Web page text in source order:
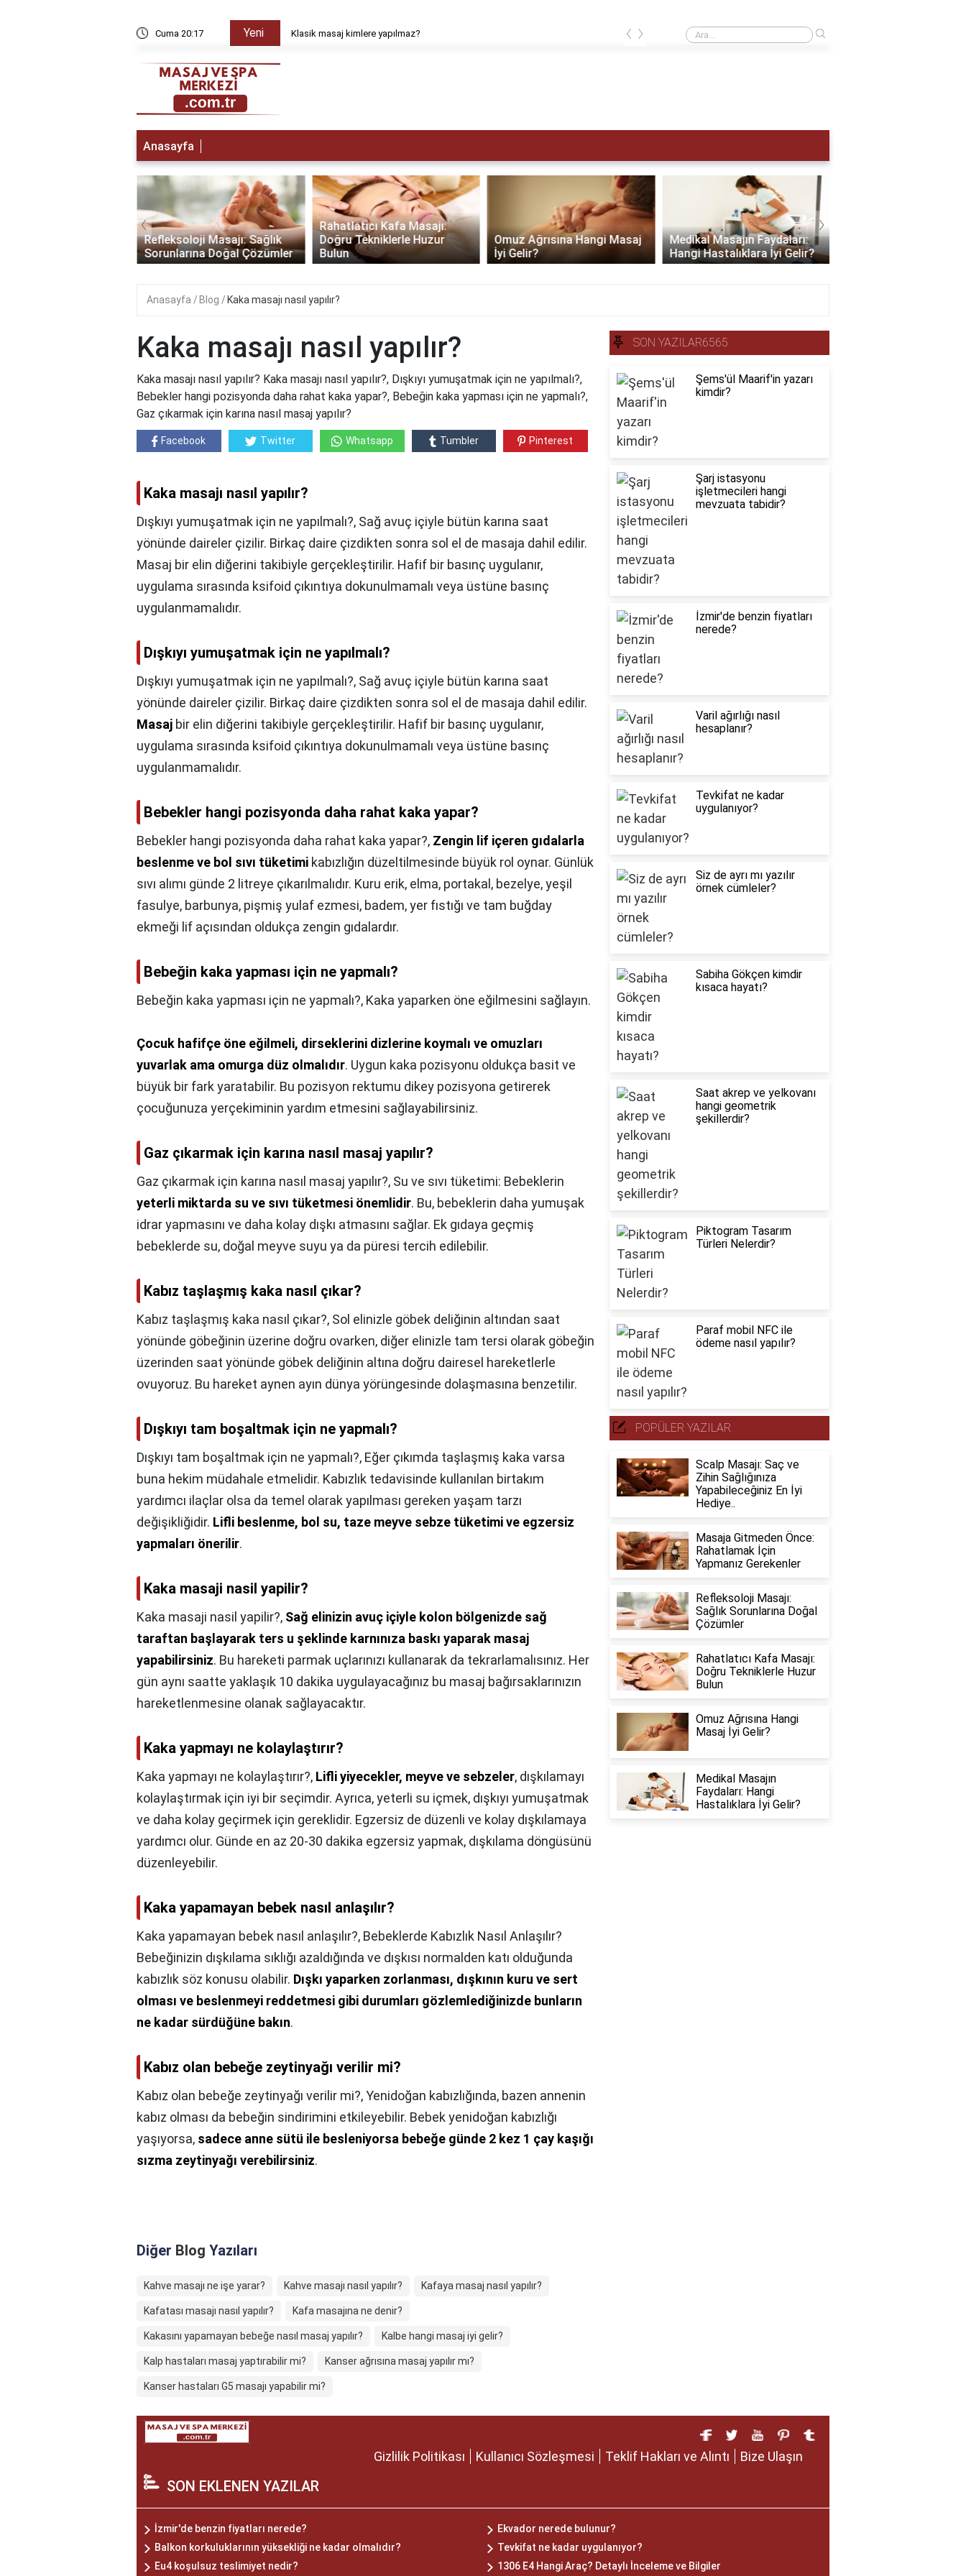
Cuma 20:17 Yeni Klasik masaj kimlere yapılmaz? Adet hemen nasıl sökülür?
‹ ›
Anasayfa
Refleksoloji Masajı: Sağlık
Sorunlarına Doğal Çözümler
Rahatlatıcı Kafa Masajı:
Doğru Tekniklerle Huzur
Bulun
Omuz Ağrısına Hangi Masaj
İyi Gelir?
Medikal Masajın Faydaları:
Hangi Hastalıklara İyi Gelir?
‹ ›
Anasayfa Blog Kaka masajı nasıl yapılır?
Kaka masajı nasıl yapılır?
Kaka masajı nasıl yapılır? Kaka masajı nasıl yapılır?, Dışkıyı yumuşatmak için ne yapılmalı?,
Bebekler hangi pozisyonda daha rahat kaka yapar?, Bebeğin kaka yapması için ne yapmalı?,
Gaz çıkarmak için karına nasıl masaj yapılır?
Facebook Twitter Whatsapp Tumbler Pinterest
Kaka masajı nasıl yapılır?
Dışkıyı yumuşatmak için ne yapılmalı?, Sağ avuç içiyle bütün karına saat
yönünde daireler çizilir. Birkaç daire çizdikten sonra sol el de masaja dahil edilir.
Masaj bir elin diğerini takibiyle gerçekleştirilir. Hafif bir basınç uygulanır,
uygulama sırasında ksifoid çıkıntıya dokunulmamalı veya üstüne basınç
uygulanmamalıdır.
Dışkıyı yumuşatmak için ne yapılmalı?
Dışkıyı yumuşatmak için ne yapılmalı?, Sağ avuç içiyle bütün karına saat
yönünde daireler çizilir. Birkaç daire çizdikten sonra sol el de masaja dahil edilir.
Masaj bir elin diğerini takibiyle gerçekleştirilir. Hafif bir basınç uygulanır,
uygulama sırasında ksifoid çıkıntıya dokunulmamalı veya üstüne basınç
uygulanmamalıdır.
Bebekler hangi pozisyonda daha rahat kaka yapar?
Bebekler hangi pozisyonda daha rahat kaka yapar?, Zengin lif içeren gıdalarla
beslenme ve bol sıvı tüketimi kabızlığın düzeltilmesinde büyük rol oynar. Günlük
sıvı alımı günde 2 litreye çıkarılmalıdır. Kuru erik, elma, portakal, bezelye, yeşil
fasulye, barbunya, pişmiş yulaf ezmesi, badem, yer fıstığı ve tam buğday
ekmeği lif açısından oldukça zengin gıdalardır.
Bebeğin kaka yapması için ne yapmalı?
Bebeğin kaka yapması için ne yapmalı?, Kaka yaparken öne eğilmesini sağlayın.
Çocuk hafifçe öne eğilmeli, dirseklerini dizlerine koymalı ve omuzları
yuvarlak ama omurga düz olmalıdır. Uygun kaka pozisyonu oldukça basit ve
büyük bir fark yaratabilir. Bu pozisyon rektumu dikey pozisyona getirerek
çocuğunuza yerçekiminin yardım etmesini sağlayabilirsiniz.
Gaz çıkarmak için karına nasıl masaj yapılır?
Gaz çıkarmak için karına nasıl masaj yapılır?, Su ve sıvı tüketimi: Bebeklerin
yeterli miktarda su ve sıvı tüketmesi önemlidir. Bu, bebeklerin daha yumuşak
idrar yapmasını ve daha kolay dışkı atmasını sağlar. Ek gıdaya geçmiş
bebeklerde su, doğal meyve suyu ya da püresi tercih edilebilir.
Kabız taşlaşmış kaka nasıl çıkar?
Kabız taşlaşmış kaka nasıl çıkar?, Sol elinizle göbek deliğinin altından saat
yönünde göbeğinin üzerine doğru ovarken, diğer elinizle tam tersi olarak göbeğin
üzerinden saat yönünde göbek deliğinin altına doğru dairesel hareketlerle
ovuyoruz. Bu hareket aynen ayın dünya yörüngesinde dolaşmasına benzetilir.
Dışkıyı tam boşaltmak için ne yapmalı?
Dışkıyı tam boşaltmak için ne yapmalı?, Eğer çıkımda taşlaşmış kaka varsa
buna hekim müdahale etmelidir. Kabızlık tedavisinde kullanılan birtakım
yardımcı ilaçlar olsa da temel olarak yapılması gereken yaşam tarzı
değişikliğidir. Lifli beslenme, bol su, taze meyve sebze tüketimi ve egzersiz
yapmaları önerilir.
Kaka masaji nasil yapilir?
Kaka masaji nasil yapilir?, Sağ elinizin avuç içiyle kolon bölgenizde sağ
taraftan başlayarak ters u şeklinde karnınıza baskı yaparak masaj
yapabilirsiniz. Bu hareketi parmak uçlarınızı kullanarak da tekrarlamalısınız. Her
gün aynı saatte yaklaşık 10 dakika uygulayacağınız bu masaj bağırsaklarınızın
hareketlenmesine olanak sağlayacaktır.
Kaka yapmayı ne kolaylaştırır?
Kaka yapmayı ne kolaylaştırır?, Lifli yiyecekler, meyve ve sebzeler, dışkılamayı
kolaylaştırmak için iyi bir seçimdir. Ayrıca, yeterli su içmek, dışkıyı yumuşatmak
ve daha kolay geçirmek için gereklidir. Egzersiz de düzenli ve kolay dışkılamaya
yardımcı olur. Günde en az 20-30 dakika egzersiz yapmak, dışkılama döngüsünü
düzenleyebilir.
Kaka yapamayan bebek nasıl anlaşılır?
Kaka yapamayan bebek nasıl anlaşılır?, Bebeklerde Kabızlık Nasıl Anlaşılır?
Bebeğinizin dışkılama sıklığı azaldığında ve dışkısı normalden katı olduğunda
kabızlık söz konusu olabilir. Dışkı yaparken zorlanması, dışkının kuru ve sert
olması ve beslenmeyi reddetmesi gibi durumları gözlemlediğinizde bunların
ne kadar sürdüğüne bakın.
Kabız olan bebeğe zeytinyağı verilir mi?
Kabız olan bebeğe zeytinyağı verilir mi?,Yenidoğan kabızlığında, bazen annenin
kabız olması da bebeğin sindirimini etkileyebilir. Bebek yenidoğan kabızlığı
yaşıyorsa, sadece anne sütü ile besleniyorsa bebeğe günde 2 kez 1 çay kaşığı
sızma zeytinyağı verebilirsiniz.
Diğer Blog Yazıları
Kahve masajı ne işe yarar? Kahve masajı nasıl yapılır? Kafaya masaj nasıl yapılır?
Kafatası masajı nasıl yapılır? Kafa masajına ne denir?
Kakasını yapamayan bebeğe nasıl masaj yapılır? Kalbe hangi masaj iyi gelir?
Kalp hastaları masaj yaptırabilir mi? Kanser ağrısına masaj yapılır mı?
Kanser hastaları G5 masajı yapabilir mi?
SON YAZILAR6565
Şems'ül Maarif'in yazarı
kimdir?
Şarj istasyonu
işletmecileri hangi
mevzuata tabidir?
İzmir'de benzin fiyatları
nerede?
Varil ağırlığı nasıl
hesaplanır?
Tevkifat ne kadar
uygulanıyor?
Siz de ayrı mı yazılır
örnek cümleler?
Sabiha Gökçen kimdir
kısaca hayatı?
Saat akrep ve yelkovanı
hangi geometrik
şekillerdir?
Piktogram Tasarım
Türleri Nelerdir?
Paraf mobil NFC ile
ödeme nasıl yapılır?
POPÜLER YAZILAR
Scalp Masajı: Saç ve
Zihin Sağlığınıza
Yapabileceğiniz En İyi
Hediye..
Masaja Gitmeden Önce:
Rahatlamak İçin
Yapmanız Gerekenler
Refleksoloji Masajı:
Sağlık Sorunlarına Doğal
Çözümler
Rahatlatıcı Kafa Masajı:
Doğru Tekniklerle Huzur
Bulun
Omuz Ağrısına Hangi
Masaj İyi Gelir?
Medikal Masajın
Faydaları: Hangi
Hastalıklara İyi Gelir?
Gizlilik Politikası Kullanıcı Sözleşmesi Teklif Hakları ve Alıntı Bize Ulaşın
SON EKLENEN YAZILAR
İzmir'de benzin fiyatları nerede?
Ekvador nerede bulunur?
Balkon korkuluklarının yüksekliği ne kadar olmalıdır?
Tevkifat ne kadar uygulanıyor?
Eu4 koşulsuz teslimiyet nedir?
1306 E4 Hangi Araç? Detaylı İnceleme ve Bilgiler